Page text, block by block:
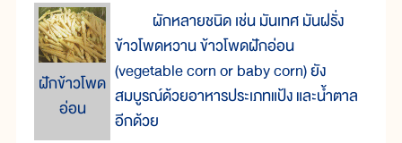
ฝักข้าวโพด
อ่อน
ผักหลายชนิด เช่น มันเทศ มันฝรั่ง
ข้าวโพดหวาน ข้าวโพดฝักอ่อน
(vegetable corn or baby corn) ยัง
สมบูรณ์ด้วยอาหารประเภทแป้ง และน้ำตาล
อีกด้วย